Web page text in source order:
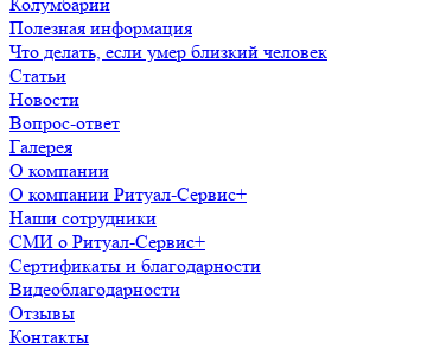
Полезная информация
Что делать, если умер близкий человек
Статьи
Новости
Вопрос-ответ
Галерея
О компании
О компании Ритуал-Сервис+
Наши сотрудники
СМИ о Ритуал-Сервис+
Сертификаты и благодарности
Видеоблагодарности
Отзывы
Контакты